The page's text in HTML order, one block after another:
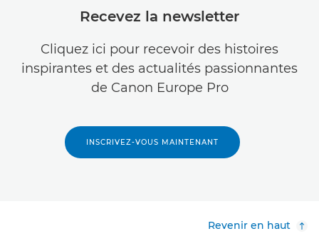
Recevez la newsletter
Cliquez ici pour recevoir des histoires
inspirantes et des actualités passionnantes
de Canon Europe Pro
INSCRIVEZ-VOUS MAINTENANT
Revenir en haut